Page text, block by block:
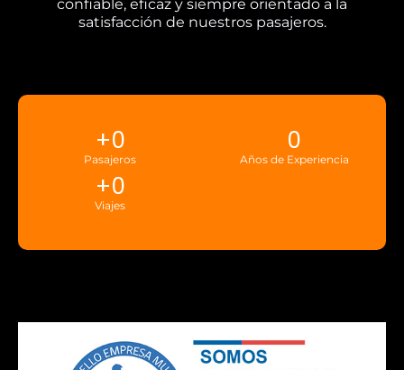
confiable, eficaz y siempre orientado a la
satisfacción de nuestros pasajeros.
Pasajeros
+0
Años de Experiencia
0
Viajes
+0